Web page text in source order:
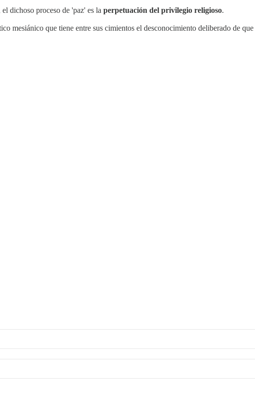
dichoso proceso de 'paz' es la perpetuación del privilegio religioso.
mesiánico que tiene entre sus cimientos el desconocimiento deliberado de que